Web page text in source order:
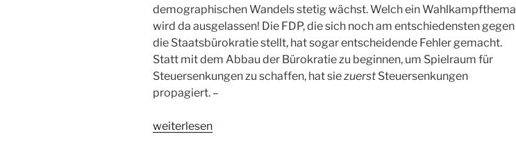
demographischen Wandels stetig wächst. Welch ein Wahlkampfthema
wird da ausgelassen! Die FDP, die sich noch am entschiedensten gegen
die Staatsbürokratie stellt, hat sogar entscheidende Fehler gemacht.
Statt mit dem Abbau der Bürokratie zu beginnen, um Spielraum für
Steuersenkungen zu schaffen, hat siezuerst Steuersenkungen
propagiert. –
„Au
weiterlesen